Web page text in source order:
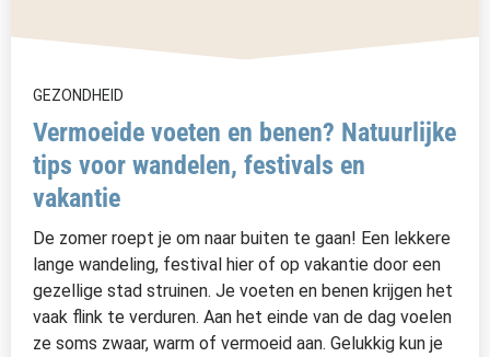
GEZONDHEID
Vermoeide voeten en benen? Natuurlijke
tips voor wandelen, festivals en
vakantie
De zomer roept je om naar buiten te gaan! Een lekkere
lange wandeling, festival hier of op vakantie door een
gezellige stad struinen. Je voeten en benen krijgen het
vaak flink te verduren. Aan het einde van de dag voelen
ze soms zwaar, warm of vermoeid aan. Gelukkig kun je